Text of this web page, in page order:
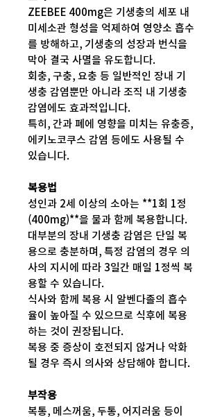
ZEEBEE 400mg은 기생충의 세포 내
미세소관 형성을 억제하여 영양소 흡수
를 방해하고, 기생충의 성장과 번식을
막아 결국 사멸을 유도합니다.
회충, 구충, 요충 등 일반적인 장내 기
생충 감염뿐만 아니라 조직 내 기생충
감염에도 효과적입니다.
특히, 간과 폐에 영향을 미치는 유충증,
에키노코쿠스 감염 등에도 사용될 수
있습니다.
복용법
성인과 2세 이상의 소아는 **1회 1정
(400mg)**을 물과 함께 복용합니다.
대부분의 장내 기생충 감염은 단일 복
용으로 충분하며, 특정 감염의 경우 의
사의 지시에 따라 3일간 매일 1정씩 복
용할 수 있습니다.
식사와 함께 복용 시 알벤다졸의 흡수
율이 높아질 수 있으므로 식후에 복용
하는 것이 권장됩니다.
복용 중 증상이 호전되지 않거나 악화
될 경우 즉시 의사와 상담해야 합니다.
부작용
복통, 메스꺼움, 두통, 어지러움 등이